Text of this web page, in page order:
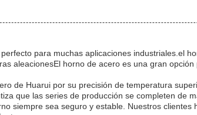
para muchas aplicaciones industriales.el
aleacionesEl horno de acero es una gran
de Huarui por su precisión de temperatura
que las series de producción se completen de
siempre sea seguro y estable. Nuestros clientes